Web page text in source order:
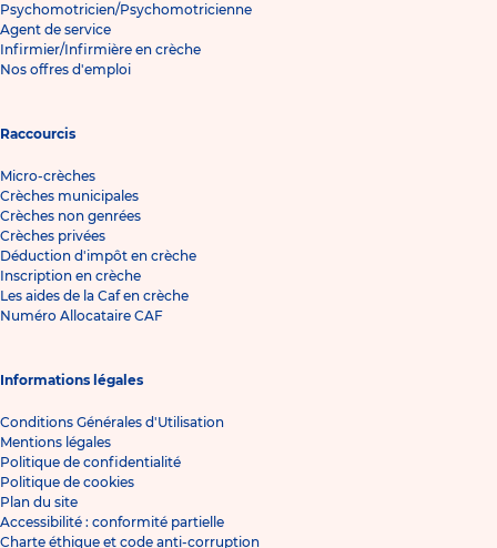
Psychomotricien/Psychomotricienne
Agent de service
Infirmier/Infirmière en crèche
Nos offres d'emploi
Raccourcis
Micro-crèches
Crèches municipales
Crèches non genrées
Crèches privées
Déduction d'impôt en crèche
Inscription en crèche
Les aides de la Caf en crèche
Numéro Allocataire CAF
Informations légales
Conditions Générales d'Utilisation
Mentions légales
Politique de confidentialité
Politique de cookies
Plan du site
Accessibilité : conformité partielle
Charte éthique et code anti-corruption